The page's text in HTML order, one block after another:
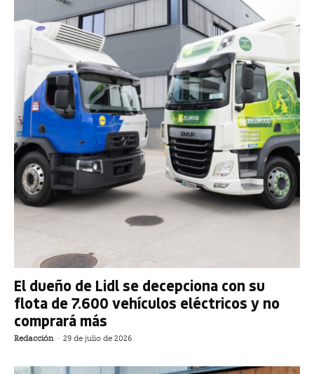
El dueño de Lidl se decepciona con su
flota de 7.600 vehículos eléctricos y no
comprará más
Redacción - 29 de julio de 2026